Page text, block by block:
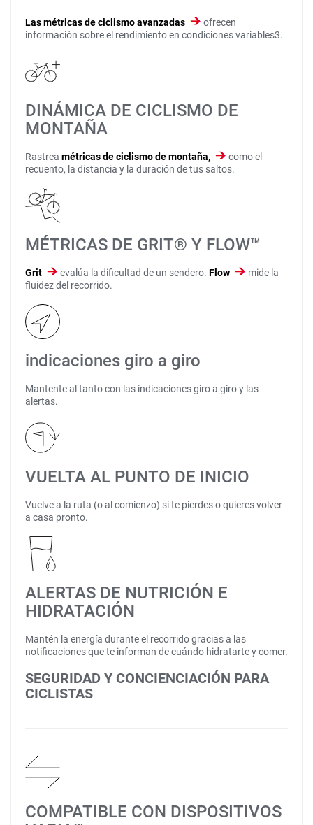
Las métricas de ciclismo avanzadas
ofrecen
información sobre el rendimiento en condiciones variables3.
DINÁMICA DE CICLISMO DE
MONTAÑA
Rastrea métricas de ciclismo de montaña,
como el
recuento, la distancia y la duración de tus saltos.
MÉTRICAS DE GRIT® Y FLOW™
Grit evalúa la dificultad de un sendero. Flow
mide la
fluidez del recorrido.
indicaciones giro a giro
Mantente al tanto con las indicaciones giro a giro y las
alertas.
VUELTA AL PUNTO DE INICIO
Vuelve a la ruta (o al comienzo) si te pierdes o quieres volver
a casa pronto.
ALERTAS DE NUTRICIÓN E
HIDRATACIÓN
Mantén la energía durante el recorrido gracias a las
notificaciones que te informan de cuándo hidratarte y comer.
SEGURIDAD Y CONCIENCIACIÓN PARA
CICLISTAS
COMPATIBLE CON DISPOSITIVOS